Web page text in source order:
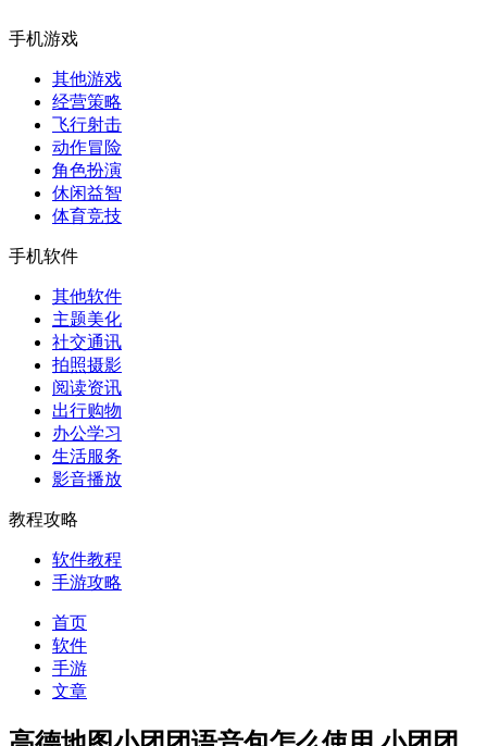
手机游戏
其他游戏
经营策略
飞行射击
动作冒险
角色扮演
休闲益智
体育竞技
手机软件
其他软件
主题美化
社交通讯
拍照摄影
阅读资讯
出行购物
办公学习
生活服务
影音播放
教程攻略
软件教程
手游攻略
首页
软件
手游
文章